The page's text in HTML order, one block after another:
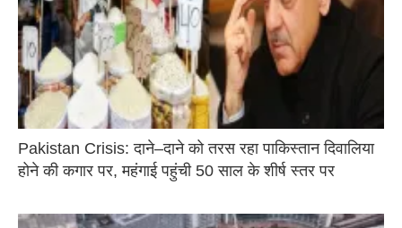
Pakistan Crisis: दाने–दाने को तरस रहा पाकिस्तान दिवालिया
होने की कगार पर, महंगाई पहुंची 50 साल के शीर्ष स्तर पर